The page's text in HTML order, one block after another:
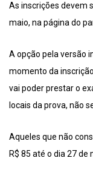
As inscrições devem
maio, na página do
A opção pela versão
momento da
vai poder prestar o
locais da prova, não
Aqueles que não
R$ 85 até o dia 27 de